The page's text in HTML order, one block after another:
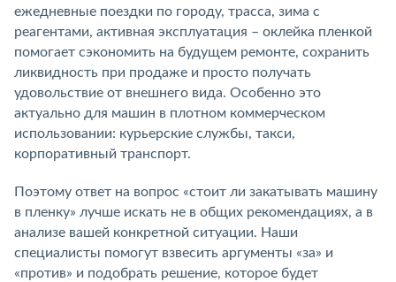
ежедневные поездки по городу, трасса, зима с
реагентами, активная эксплуатация – оклейка пленкой
помогает сэкономить на будущем ремонте, сохранить
ликвидность при продаже и просто получать
удовольствие от внешнего вида. Особенно это
актуально для машин в плотном коммерческом
использовании: курьерские службы, такси,
корпоративный транспорт.
Поэтому ответ на вопрос «стоит ли закатывать машину
в пленку» лучше искать не в общих рекомендациях, а в
анализе вашей конкретной ситуации. Наши
специалисты помогут взвесить аргументы «за» и
«против» и подобрать решение, которое будет